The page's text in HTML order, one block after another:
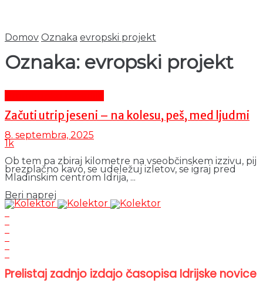
Domov Oznaka evropski projekt
Oznaka: evropski projekt
Začuti utrip jeseni – na kolesu, peš, med ljudmi
8. septembra, 2025
1k
Ob tem pa zbiraj kilometre na vseobčinskem izzivu, pij
brezplačno kavo, se udeležuj izletov, se igraj pred
Mladinskim centrom Idrija, ...
Beri naprej
Prelistaj zadnjo izdajo časopisa Idrijske novice